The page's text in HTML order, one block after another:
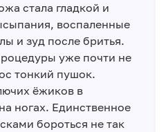
стала гладкой и
воспаленные
и зуд после бритья.
уже почти не
тонкий пушок.
ёжиков в
ногах. Единственное
бороться не так